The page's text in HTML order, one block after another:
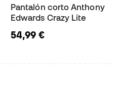
Pantalón corto Anthony
Edwards Crazy Lite
54,99 €